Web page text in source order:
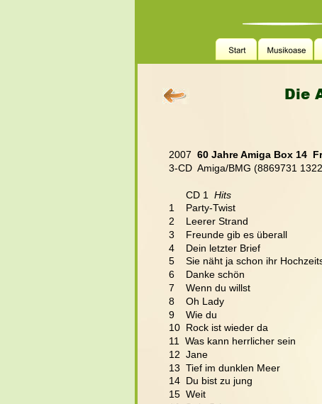
Die
2007 60 Jahre Amiga Box 14
3-CD  Amiga/BMG (8869731
      CD 1
Hits
1    Party-Twist
2    Leerer Strand
3    Freunde gib es überall
4    Dein letzter Brief
5    Sie näht ja schon ihr
6    Danke schön
7    Wenn du willst
8    Oh Lady
9    Wie du
10  Rock ist wieder da
11  Was kann herrlicher sein
12  Jane
13  Tief im dunklen Meer
14  Du bist zu jung
15  Weit